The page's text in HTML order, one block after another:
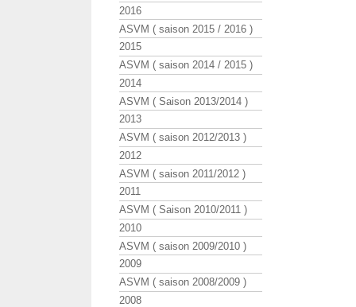
2016
ASVM ( saison 2015 / 2016 )
2015
ASVM ( saison 2014 / 2015 )
2014
ASVM ( Saison 2013/2014 )
2013
ASVM ( saison 2012/2013 )
2012
ASVM ( saison 2011/2012 )
2011
ASVM ( Saison 2010/2011 )
2010
ASVM ( saison 2009/2010 )
2009
ASVM ( saison 2008/2009 )
2008